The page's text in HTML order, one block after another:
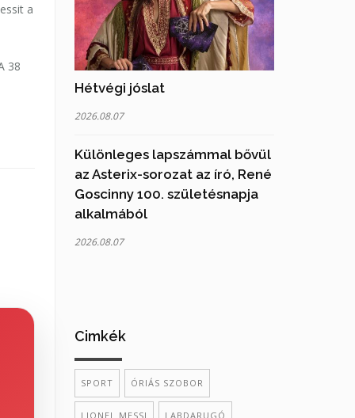
a
38
Hétvégi jóslat
2026.08.07
Különleges lapszámmal bővül
az Asterix-sorozat az író, René
Goscinny 100. születésnapja
alkalmából
2026.08.07
Cimkék
SPORT ÓRIÁS SZOBOR
LIONEL MESSI LABDARUGÓ